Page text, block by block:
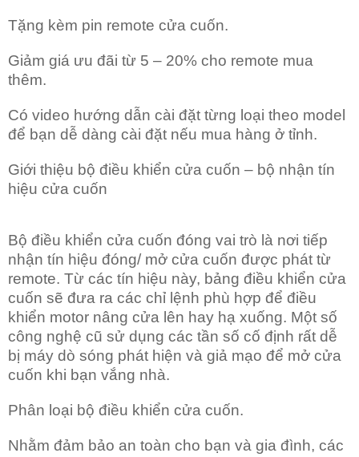
Tặng kèm pin remote cửa cuốn.
Giảm giá ưu đãi từ 5 – 20% cho remote mua
thêm.
Có video hướng dẫn cài đặt từng loại theo model
để bạn dễ dàng cài đặt nếu mua hàng ở tỉnh.
Giới thiệu bộ điều khiển cửa cuốn – bộ nhận tín
hiệu cửa cuốn
Bộ điều khiển cửa cuốn đóng vai trò là nơi tiếp
nhận tín hiệu đóng/ mở cửa cuốn được phát từ
remote. Từ các tín hiệu này, bảng điều khiển cửa
cuốn sẽ đưa ra các chỉ lệnh phù hợp để điều
khiển motor nâng cửa lên hay hạ xuống. Một số
công nghệ cũ sử dụng các tần số cố định rất dễ
bị máy dò sóng phát hiện và giả mạo để mở cửa
cuốn khi bạn vắng nhà.
Phân loại bộ điều khiển cửa cuốn.
Nhằm đảm bảo an toàn cho bạn và gia đình, các